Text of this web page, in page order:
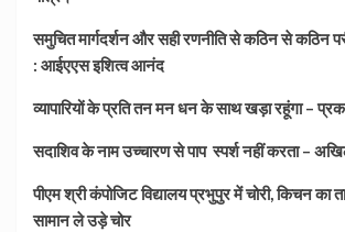
समुचित मार्गदर्शन और सही रणनीति से कठिन से कठिन
: आईएएस इशित्व आनंद
व्यापारियों के प्रति तन मन धन के साथ खड़ा रहूंगा –
सदाशिव के नाम उच्चारण से पाप स्पर्श नहीं करता –
पीएम श्री कंपोजिट विद्यालय प्रभुपुर में चोरी, किचन का
सामान ले उड़े चोर